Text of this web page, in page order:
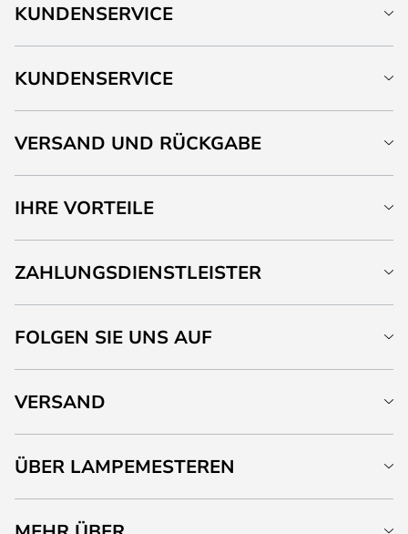
KUNDENSERVICE
KUNDENSERVICE
VERSAND UND RÜCKGABE
IHRE VORTEILE
ZAHLUNGSDIENSTLEISTER
FOLGEN SIE UNS AUF
VERSAND
ÜBER LAMPEMESTEREN